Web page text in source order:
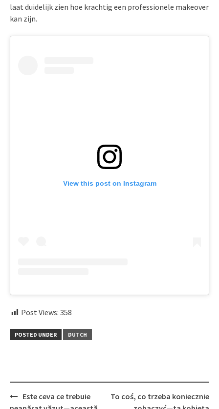
laat duidelijk zien hoe krachtig een professionele makeover
kan zijn.
View this post on Instagram
Post Views: 358
POSTED UNDER DUTCH
Post
navigation
Este ceva ce trebuie
To coś, co trzeba koniecznie